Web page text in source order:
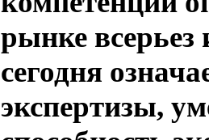
рынке всерьез
сегодня
экспертизы,